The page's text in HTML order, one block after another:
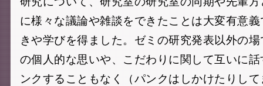
に様々な議論や雑談をできたことは大変有意
きや学びを得ました。ゼミの研究発表以外の
の個人的な思いや、こだわりに関して互いに
ンクすることもなく（パンクはしかけたりし